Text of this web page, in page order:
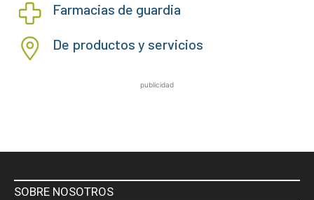
Farmacias de guardia
De productos y servicios
publicidad
SOBRE NOSOTROS